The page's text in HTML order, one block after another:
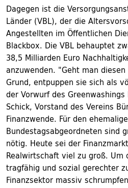
Dagegen ist die
Länder (VBL), der die
Angestellten im Öffentlichen
Blackbox. Die VBL behauptet
38,5 Milliarden Euro
anzuwenden. "Geht man
Grund, entpuppen sie sich als
der Vorwurf des
Schick, Vorstand des Vereins
Finanzwende. Für den
Bundestagsabgeordneten sind
nötig. Heute sei der
Realwirtschaft viel zu groß. Um
tragfähig und sozial gerechter
Finanzsektor massiv